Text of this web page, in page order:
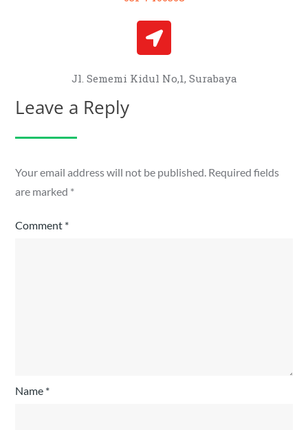
Jl. Sememi Kidul No,1, Surabaya
Leave a Reply
Your email address will not be published. Required fields
are marked *
Comment *
Name *